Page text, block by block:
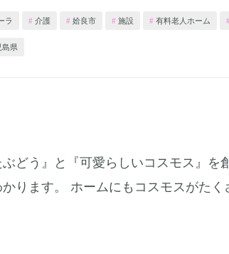
ラ 介護 姶良市 施設 有料老人ホーム
島県
どう』と『可愛らしいコスモス』を
ります。 ホームにもコスモスがたく